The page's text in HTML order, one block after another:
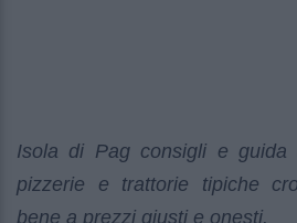
Isola di Pag consigli e guida
pizzerie e trattorie tipiche
bene a prezzi giusti e onesti.